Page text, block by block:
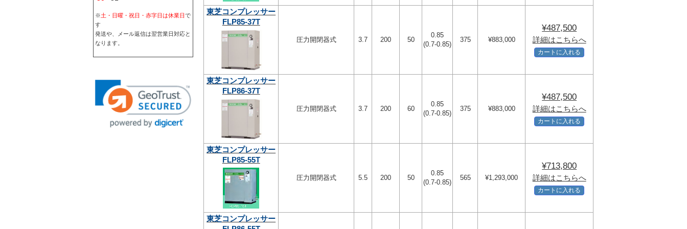
※土・日曜・祝日・赤字日は休業日で
す
発送や、メール返信は翌営業日対応と
なります。
東芝コンプレッサー
FLP85-37T
圧力開閉器式 3.7 200 50
0.85
(0.7-0.85)
375 ¥883,000
¥487,500
詳細はこちらへ
カートに入れる
東芝コンプレッサー
FLP86-37T
圧力開閉器式 3.7 200 60
0.85
(0.7-0.85)
375 ¥883,000
¥487,500
詳細はこちらへ
カートに入れる
東芝コンプレッサー
FLP85-55T
圧力開閉器式 5.5 200 50
0.85
(0.7-0.85)
565 ¥1,293,000
¥713,800
詳細はこちらへ
カートに入れる
東芝コンプレッサー